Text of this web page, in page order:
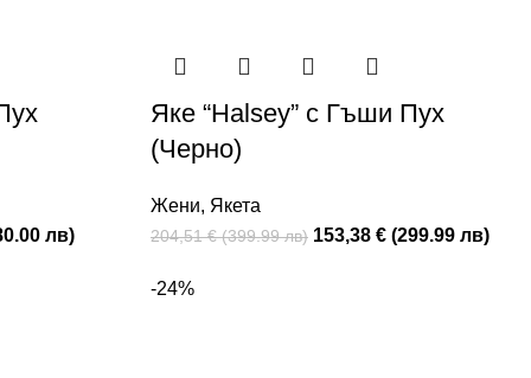
лв)
Яке “Halsey” с Гъши Пух
(Черно)
Жени, Якета
204,51 € (399.99 лв) 153,38 € (299.99 лв)
-24%